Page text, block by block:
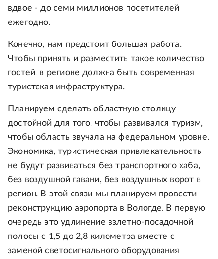
вдвое - до семи миллионов посетителей
ежегодно.
Конечно, нам предстоит большая работа.
Чтобы принять и разместить такое количество
гостей, в регионе должна быть современная
туристская инфраструктура.
Планируем сделать областную столицу
достойной для того, чтобы развивался туризм,
чтобы область звучала на федеральном уровне.
Экономика, туристическая привлекательность
не будут развиваться без транспортного хаба,
без воздушной гавани, без воздушных ворот в
регион. В этой связи мы планируем провести
реконструкцию аэропорта в Вологде. В первую
очередь это удлинение взлетно-посадочной
полосы с 1,5 до 2,8 километра вместе с
заменой светосигнального оборудования